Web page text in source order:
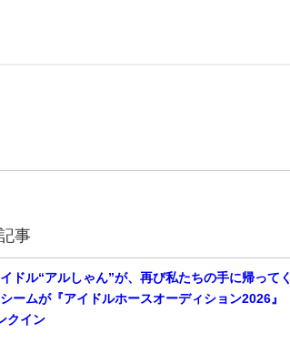
事
ドル“アルしゃん”が、再び私たちの手に帰ってく
ームが『アイドルホースオーディション2026』
クイン